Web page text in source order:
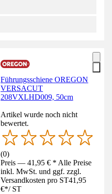
Führungsschiene OREGON
VERSACUT
208VXLHD009, 50cm
Artikel wurde noch nicht
bewertet.
(0)
Preis — 41,95 € * Alle Preise
inkl. MwSt. und ggf. zzgl.
Versandkosten pro ST41,95
€*/ ST